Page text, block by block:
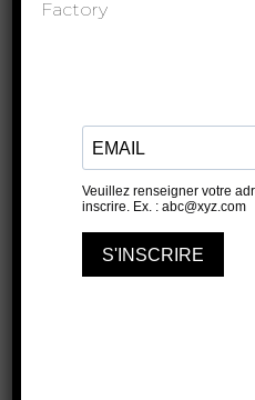
Fabio & Luca
Sandrine Sagny//
ACHETER VOS
Factory